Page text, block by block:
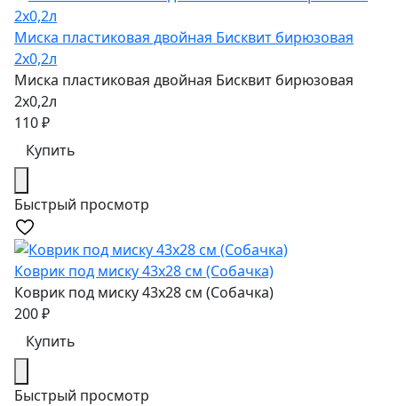
Миска пластиковая двойная Бисквит бирюзовая
2х0,2л
Миска пластиковая двойная Бисквит бирюзовая
2х0,2л
110₽
Купить
Быстрый просмотр
Коврик под миску 43х28 см (Собачка)
Коврик под миску 43х28 см (Собачка)
200₽
Купить
Быстрый просмотр